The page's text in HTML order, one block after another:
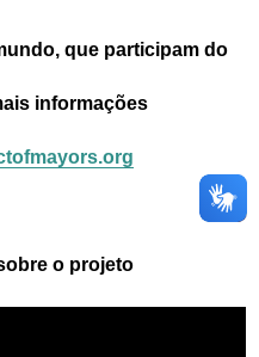
que participam do
informações
o projeto